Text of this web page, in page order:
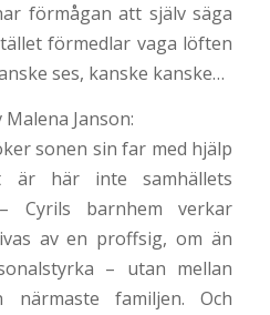
förmågan att själv säga
förmedlar vaga löften
ses, kanske kanske…
Janson:
sonen sin far med hjälp
är här inte samhällets
Cyrils barnhem verkar
av en proffsig, om än
– utan mellan
närmaste familjen. Och